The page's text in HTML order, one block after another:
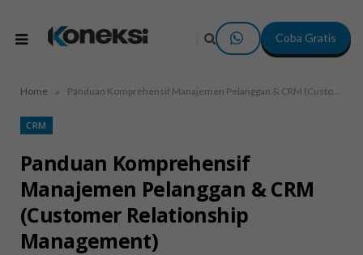
Coba Gratis
Home »
CRM
Panduan Komprehensif
Manajemen Pelanggan & CRM
(Customer Relationship
Management)